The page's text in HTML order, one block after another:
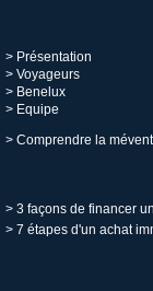
> Présentation
> Voyageurs
> Benelux
> Equipe
> Comprendre la
> 3 façons de financer
> 7 étapes d'un achat